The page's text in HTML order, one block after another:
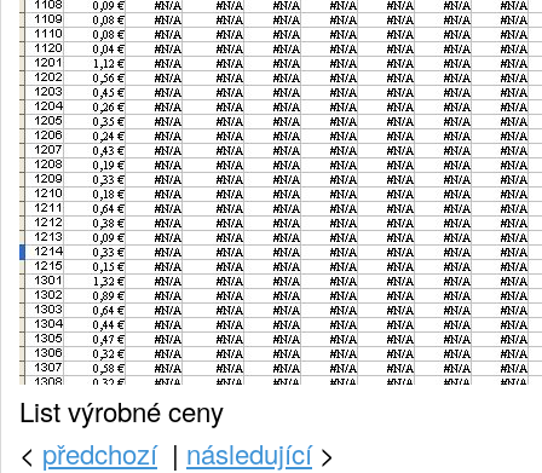
List výrobné ceny
< předchozí| následující>